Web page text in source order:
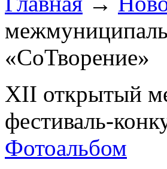
«СоТворение»
XII открытый
фестиваль-
Фотоальбом